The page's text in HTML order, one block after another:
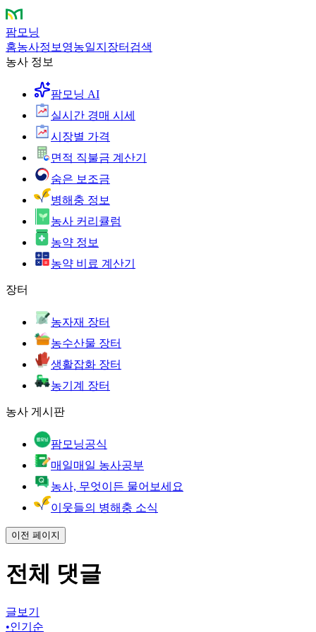
팜모닝
홈농사정보 영농일지 장터 검색
농사 정보
팜모닝 AI
실시간 경매 시세
시장별 가격
면적 직불금 계산기
숨은 보조금
병해충 정보
농사 커리큘럼
농약 정보
농약 비료 계산기
장터
농자재 장터
농수산물 장터
생활잡화 장터
농기계 장터
농사 게시판
팜모닝공식
매일매일 농사공부
농사, 무엇이든 물어보세요
이웃들의 병해충 소식
이전 페이지
전체 댓글
글보기
•인기순